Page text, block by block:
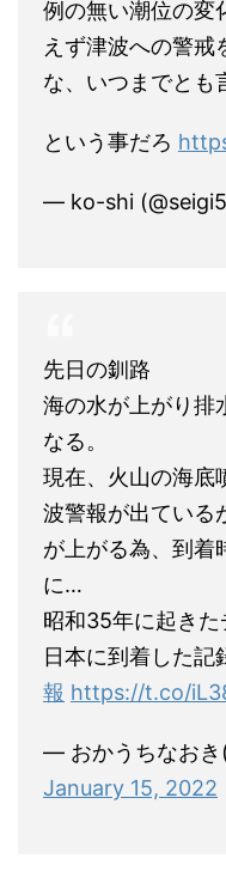
例の無い潮位の変
えず津波への警戒
な、いつまでとも
という事だろ
— ko-shi
先日の釧路
海の水が上がり排
なる。
現在、火山の海底
波警報が出ている
が上がる為、到着
に…
昭和35年に起きた
日本に到着した記
報 https://t.co/
— おかうちなおき
January 15, 2022